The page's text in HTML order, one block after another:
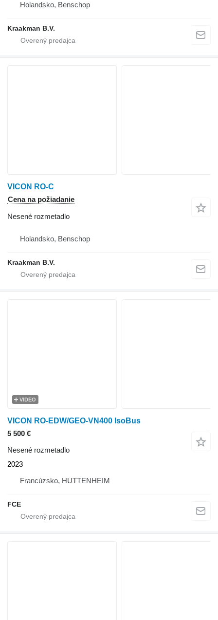
Holandsko, Benschop
Kraakman B.V.
VICON RO-C
Cena na požiadanie
Nesené rozmetadlo
Holandsko, Benschop
Kraakman B.V.
VIDEO
VICON RO-EDW/GEO-VN400 IsoBus
5 500 €
Nesené rozmetadlo
2023
Francúzsko, HUTTENHEIM
FCE